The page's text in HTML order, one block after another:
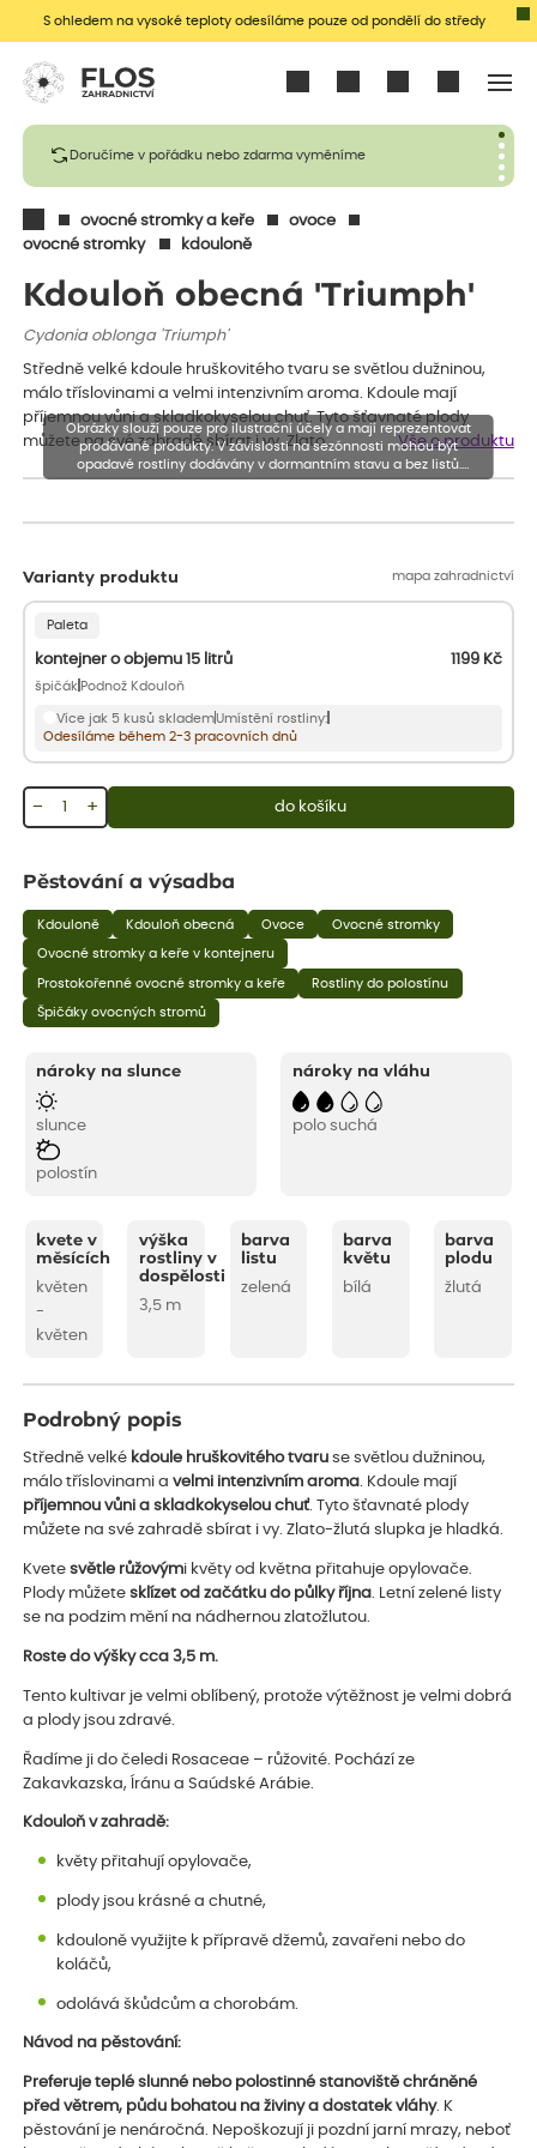
S ohledem na vysoké teploty odesíláme pouze od pondělí do středy
Doručíme v pořádku nebo zdarma vyměníme
ovocné stromky a keře
ovoce
ovocné stromky
kdouloně
Kdouloň obecná 'Triumph'
Cydonia oblonga 'Triumph'
Středně velké kdoule hruškovitého tvaru se světlou dužninou,
málo tříslovinami a velmi intenzivním aroma. Kdoule mají
příjemnou vůni a skladkokyselou chuť. Tyto šťavnaté plody
můžete na své zahradě sbírat i vy. Zlato…
Vše o produktu
Varianty produktu mapa zahradnictví
Paleta
kontejner o objemu 15 litrů 1199 Kč
špičák Podnož Kdouloň
Více jak 5 kusů sklademUmístění rostliny:
Odesíláme během 2-3 pracovních dnů
+
− do košíku
Obrázky slouží pouze pro ilustrační účely a mají reprezentovat
prodávané produkty. V závislosti na sezónnosti mohou být
opadavé rostliny dodávány v dormantním stavu a bez listů.
Rostliny mohou být také sestřiženy níže, než je uvedená výška,
Pěstování a výsadba
Kdouloně Kdouloň obecná Ovoce Ovocné stromky
Ovocné stromky a keře v kontejneru
Prostokořenné ovocné stromky a keře Rostliny do polostínu
Špičáky ovocných stromů
nároky na slunce
slunce
polostín
nároky na vláhu
polo suchá
kvete v
měsících
květen
-
květen
výška
rostliny v
dospělosti
3,5 m
barva
listu
zelená
barva
květu
bílá
barva
plodu
žlutá
Podrobný popis
Středně velké kdoule hruškovitého tvaru se světlou dužninou,
málo tříslovinami avelmi intenzivním aroma. Kdoule mají
příjemnou vůni a skladkokyselou chuť. Tyto šťavnaté plody
můžete na své zahradě sbírat i vy. Zlato-žlutá slupka je hladká.
Kvetesvětle růžovými květy od května přitahuje opylovače.
Plody můžetesklízet od začátku do půlky října. Letní zelené listy
se na podzim mění na nádhernou zlatožlutou.
Roste do výšky cca 3,5 m.
Tento kultivar je velmi oblíbený, protože výtěžnost je velmi dobrá
a plody jsou zdravé.
Řadíme ji do čeledi Rosaceae – růžovité. Pochází ze
Zakavkazska, Íránu a Saúdské Arábie.
Kdouloň v zahradě:
květy přitahují opylovače,
plody jsou krásné a chutné,
kdouloně využijte k přípravě džemů, zavařeni nebo do
koláčů,
odolává škůdcům a chorobám.
Návod na pěstování:
Preferuje teplé slunné nebo polostinné stanoviště chráněné
před větrem, půdu bohatou na živiny a dostatek vláhy. K
pěstování je nenáročná. Nepoškozují ji pozdní jarní mrazy, neboť